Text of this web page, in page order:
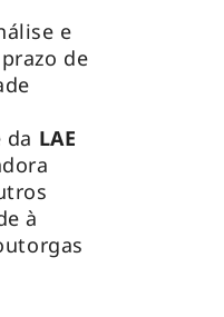
e
de
da LAE
à